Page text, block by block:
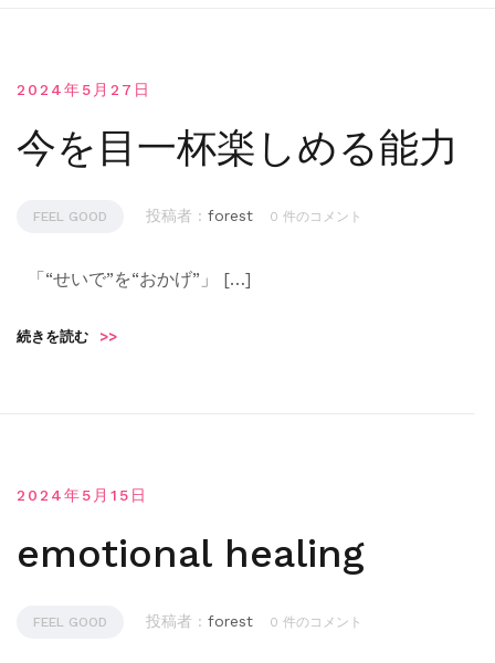
2024年5月27日
今を目一杯楽しめる能力
FEEL GOOD 投稿者 : forest 0 件のコメント
「“せいで”を“おかげ”」 […]
続きを読む >>
2024年5月15日
emotional healing
FEEL GOOD 投稿者 : forest 0 件のコメント